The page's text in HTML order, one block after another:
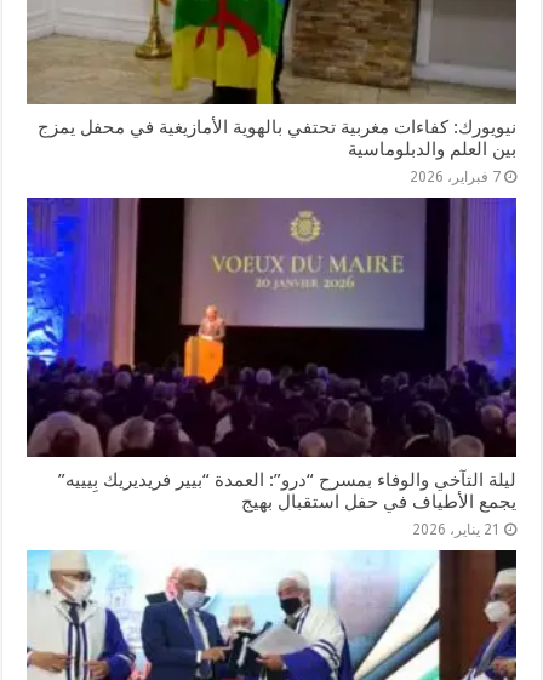
نيويورك: كفاءات مغربية تحتفي بالهوية الأمازيغية في محفل يمزج
بين العلم والدبلوماسية
7 فبراير، 2026
ليلة التآخي والوفاء بمسرح “درو”: العمدة “بيير فريديريك بِيييه”
يجمع الأطياف في حفل استقبال بهيج
21 يناير، 2026